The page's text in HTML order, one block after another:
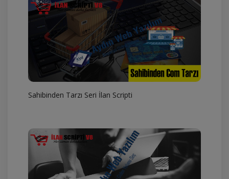
Sahibinden Tarzı Seri İlan Scripti